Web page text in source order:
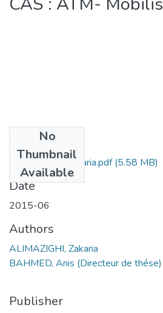
No
Thumbnail
Available
ALIMAZIGHI Zakaria.pdf(5.58 MB)
Date
2015-06
Authors
ALIMAZIGHI, Zakaria
BAHMED, Anis (Directeur de thése)
Publisher